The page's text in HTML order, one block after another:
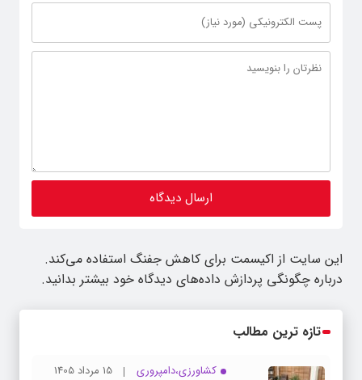
این سایت از اکیسمت برای کاهش جفنگ استفاده می‌کند.
درباره چگونگی پردازش داده‌های دیدگاه خود بیشتر بدانید.
تازه ترین مطالب
کشاورزی،دامپروری
15 مرداد 1405